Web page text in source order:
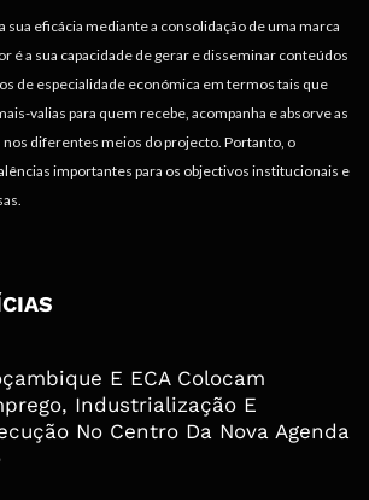
sua eficácia mediante a consolidação de uma marca
é a sua capacidade de gerar e disseminar conteúdos
de especialidade económica em termos tais que
valias para quem recebe, acompanha e absorve as
diferentes meios do projecto. Portanto, o
importantes para os objectivos institucionais e
E ECA Colocam
Industrialização E
No Centro Da Nova Agenda